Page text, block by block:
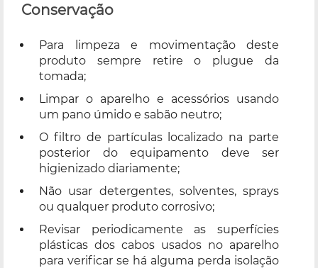
Conservação
Para limpeza e movimentação deste
produto sempre retire o plugue da
tomada;
Limpar o aparelho e acessórios usando
um pano úmido e sabão neutro;
O filtro de partículas localizado na parte
posterior do equipamento deve ser
higienizado diariamente;
Não usar detergentes, solventes, sprays
ou qualquer produto corrosivo;
Revisar periodicamente as superfícies
plásticas dos cabos usados no aparelho
para verificar se há alguma perda isolação